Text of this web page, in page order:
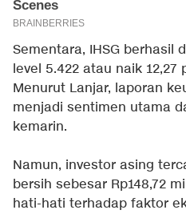
Sementara, IHSG berhasil
level 5.422 atau naik 12,27
Menurut Lanjar, laporan
menjadi sentimen utama
kemarin.
Namun, investor asing
bersih sebesar Rp148,72
hati-hati terhadap faktor